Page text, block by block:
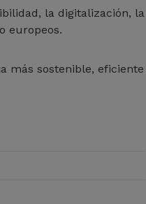
la digitalización, la
europeos.
más sostenible, eficiente